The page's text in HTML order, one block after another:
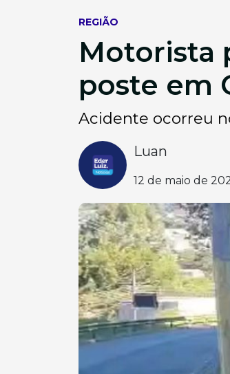
REGIÃO
Motorista
poste em
Acidente ocorreu
Luan
12 de maio de